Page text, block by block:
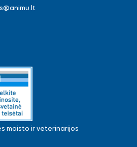
maisto ir veterinarijos